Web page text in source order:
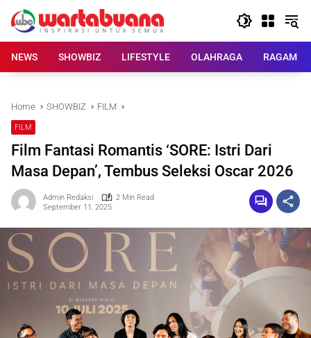
content
NEWS
SHOWBIZ LIFESTYLE OLAHRAGA RAGAM
Home SHOWBIZ FILM
FILM
Film Fantasi Romantis ‘SORE: Istri Dari
Masa Depan’, Tembus Seleksi Oscar 2026
Admin Redaksi
2 Min Read
September 11, 2025